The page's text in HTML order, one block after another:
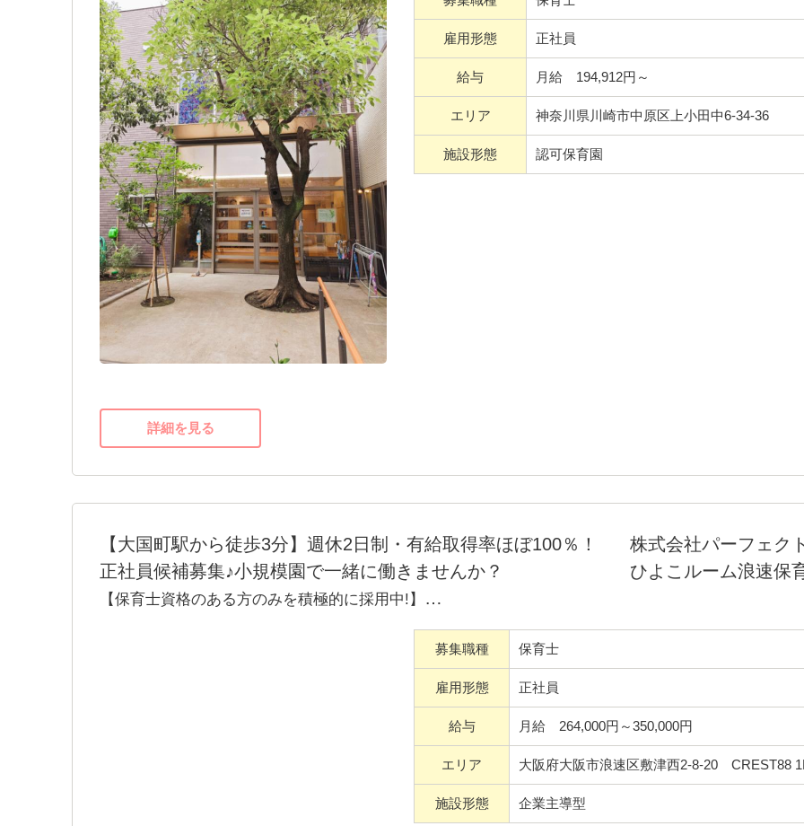
子どもたちと一緒に毎日過ごしながら楽しんで成長したい方
自分自身に自信のない方は、ぜひ仲間と一緒に一歩ずつステップアップし
ましょう！
【保育方針】
子どもが安心して楽しく過ごすことができる場所を目指しています。専門
職として保育士が生き生きとやりがいを持って楽しく仕事ができ、子ども
と接することができる環境を整備しなければならないと感じました。その
ために専門職として専門性を伸ばすための研修体系を構築し、スタッフも
子どもと一緒に成長していくことができる保育園を目指しています。
0歳から就学前の子どもたちが、いろいろな実のなる木のある園庭やどろ
あそびのできる園舎裏の畑で、四季を感じ自然と触れ合い、子どもたちは
保育者に見守られながら、仲間と共に日々暮らしています。一人ひとりが
主人公となりその子らしく生きていけるように、人としての「ねっこ」を
育てます。
◆保育士を募集しています
・経験は問いません。新人の方も丁寧に指導いたしますので、安心してく
ださい。
・社会保険完備で長く安心して働ける環境を整えています。
ぜひ私たちと、子どもたちが主人公となれるよう脇役になっていただけま
雇用形態 正社員
給与 月給 194,912円～
エリア 神奈川県川崎市中原区上小田中6-34-36
施設形態 認可保育園
詳細を見る
【大国町駅から徒歩3分】週休2日制・有給取得率ほぼ100％！
正社員候補募集♪小規模園で一緒に働きませんか？
【保育士資格のある方のみを積極的に採用中!】
20~60代の幅広い層が在籍★有給消化率ほぼ100%【残業なし】【長期休
暇OK】【勤務開始自由】【時短勤務･ブランク実務未経験OK】
大国町から徒歩3分と抜群の立地です。通勤しやすいのも嬉しいポイント
社会保険も完備しています。安心して長く働ける待遇がそろっています。
小規模保育のため一人ひとりに寄り添った保育が出来て、通常の保育園よ
株式会社パーフェク
ひよこルーム浪速保
募集職種 保育士
雇用形態 正社員
給与 月給 264,000円～350,000円
エリア 大阪府大阪市浪速区敷津西2-8-20 CREST88
施設形態 企業主導型